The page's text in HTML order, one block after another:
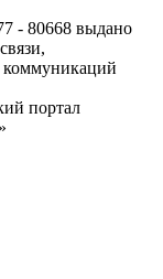
- 80668 выдано
портал